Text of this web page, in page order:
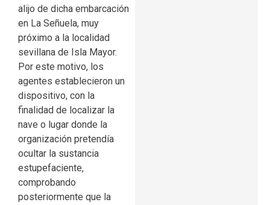
alijo de dicha embarcación
en La Señuela, muy
próximo a la localidad
sevillana de Isla Mayor.
Por este motivo, los
agentes establecieron un
dispositivo, con la
finalidad de localizar la
nave o lugar donde la
organización pretendía
ocultar la sustancia
estupefaciente,
comprobando
posteriormente que la